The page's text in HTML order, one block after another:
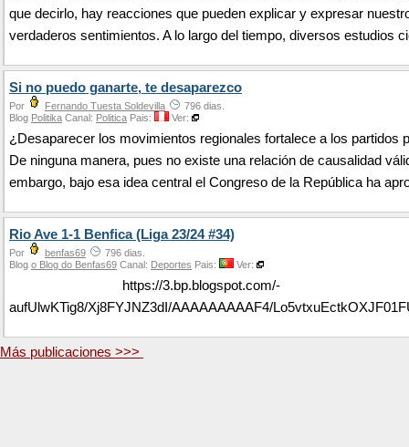
que decirlo, hay reacciones que pueden explicar y expresar
verdaderos sentimientos. A lo largo del tiempo, diversos estudios
Si no puedo ganarte, te desaparezco
Por Fernando Tuesta Soldevilla
796 dias.
Blog Politika Canal: Politica Pais: Ver:
¿Desaparecer los movimientos regionales fortalece a los partidos
De ninguna manera, pues no existe una relación de causalidad
embargo, bajo esa idea central el Congreso de la República ha
Rio Ave 1-1 Benfica (Liga 23/24 #34)
Por benfas69
796 dias.
Blog o Blog do Benfas69 Canal: Deportes Pais: Ver:
https://3.bp.blogspot.com/-
aufUlwKTig8/Xj8FYJNZ3dI/AAAAAAAAAF4/
Más publicaciones >>>